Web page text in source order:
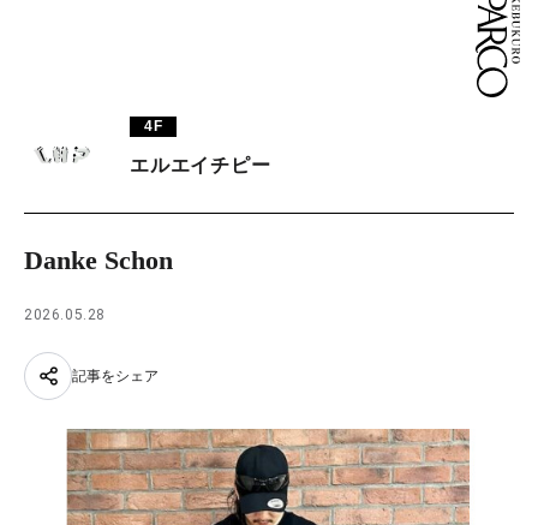
PARCOメンバーズ
4F
エルエイチピー
Danke Schon
2026.05.28
記事をシェア